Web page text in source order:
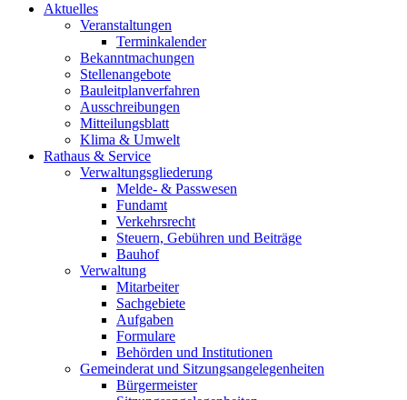
Aktuelles
Veranstaltungen
Terminkalender
Bekanntmachungen
Stellenangebote
Bauleitplanverfahren
Ausschreibungen
Mitteilungsblatt
Klima & Umwelt
Rathaus & Service
Verwaltungsgliederung
Melde- & Passwesen
Fundamt
Verkehrsrecht
Steuern, Gebühren und Beiträge
Bauhof
Verwaltung
Mitarbeiter
Sachgebiete
Aufgaben
Formulare
Behörden und Institutionen
Gemeinderat und Sitzungsangelegenheiten
Bürgermeister